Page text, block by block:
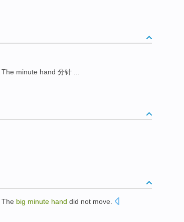
The minute hand 分针 ...
. The big minute hand did not move